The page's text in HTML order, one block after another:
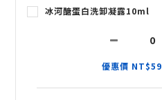
冰河醣蛋白洗卸凝露10ml
優惠價 NT$59